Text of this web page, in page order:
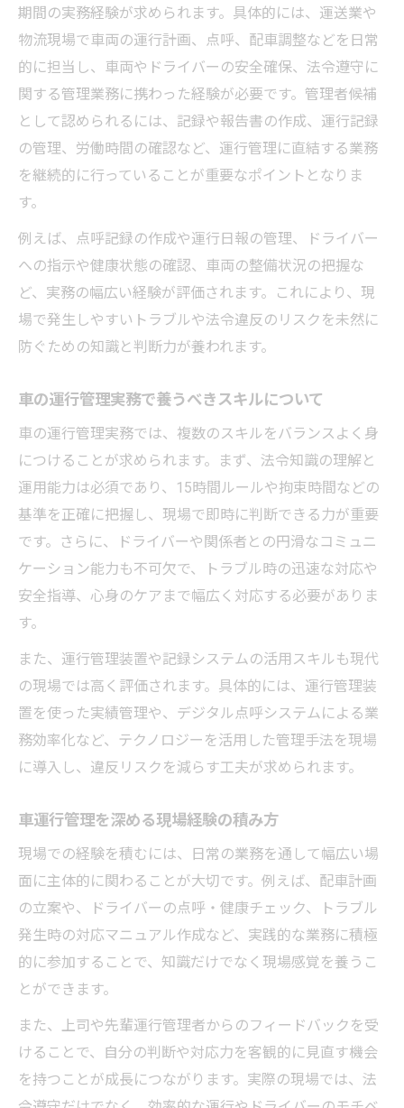
期間の実務経験が求められます。具体的には、運送業や
物流現場で車両の運行計画、点呼、配車調整などを日常
的に担当し、車両やドライバーの安全確保、法令遵守に
関する管理業務に携わった経験が必要です。管理者候補
として認められるには、記録や報告書の作成、運行記録
の管理、労働時間の確認など、運行管理に直結する業務
を継続的に行っていることが重要なポイントとなりま
す。
例えば、点呼記録の作成や運行日報の管理、ドライバー
への指示や健康状態の確認、車両の整備状況の把握な
ど、実務の幅広い経験が評価されます。これにより、現
場で発生しやすいトラブルや法令違反のリスクを未然に
防ぐための知識と判断力が養われます。
車の運行管理実務で養うべきスキルについて
車の運行管理実務では、複数のスキルをバランスよく身
につけることが求められます。まず、法令知識の理解と
運用能力は必須であり、15時間ルールや拘束時間などの
基準を正確に把握し、現場で即時に判断できる力が重要
です。さらに、ドライバーや関係者との円滑なコミュニ
ケーション能力も不可欠で、トラブル時の迅速な対応や
安全指導、心身のケアまで幅広く対応する必要がありま
す。
また、運行管理装置や記録システムの活用スキルも現代
の現場では高く評価されます。具体的には、運行管理装
置を使った実績管理や、デジタル点呼システムによる業
務効率化など、テクノロジーを活用した管理手法を現場
に導入し、違反リスクを減らす工夫が求められます。
車運行管理を深める現場経験の積み方
現場での経験を積むには、日常の業務を通して幅広い場
面に主体的に関わることが大切です。例えば、配車計画
の立案や、ドライバーの点呼・健康チェック、トラブル
発生時の対応マニュアル作成など、実践的な業務に積極
的に参加することで、知識だけでなく現場感覚を養うこ
とができます。
また、上司や先輩運行管理者からのフィードバックを受
けることで、自分の判断や対応力を客観的に見直す機会
を持つことが成長につながります。実際の現場では、法